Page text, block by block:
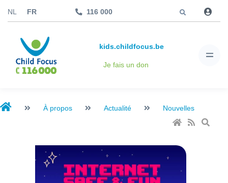
NL FR 116 000
kids.childfocus.be
Je fais un don
À propos Actualité Nouvelles